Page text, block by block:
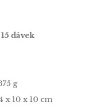
dávek
g
x 10 x 10 cm